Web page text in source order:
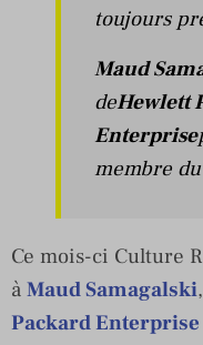
toujours
Maud
deHewlett
Enterprise
membre du
Ce mois-ci Culture
à Maud Samagalski
Packard Enterprise